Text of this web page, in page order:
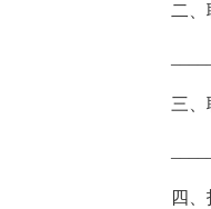
二
三、
四